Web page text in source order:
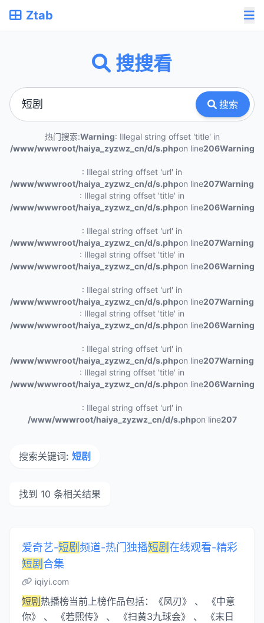
Ztab
搜搜看
搜索
热门搜索:Warning: Illegal string offset 'title' in
/www/wwwroot/haiya_zyzwz_cn/d/s.phpon line206Warning
: Illegal string offset 'url' in
/www/wwwroot/haiya_zyzwz_cn/d/s.phpon line207Warning
: Illegal string offset 'title' in
/www/wwwroot/haiya_zyzwz_cn/d/s.phpon line206Warning
: Illegal string offset 'url' in
/www/wwwroot/haiya_zyzwz_cn/d/s.phpon line207Warning
: Illegal string offset 'title' in
/www/wwwroot/haiya_zyzwz_cn/d/s.phpon line206Warning
: Illegal string offset 'url' in
/www/wwwroot/haiya_zyzwz_cn/d/s.phpon line207Warning
: Illegal string offset 'title' in
/www/wwwroot/haiya_zyzwz_cn/d/s.phpon line206Warning
: Illegal string offset 'url' in
/www/wwwroot/haiya_zyzwz_cn/d/s.phpon line207Warning
: Illegal string offset 'title' in
/www/wwwroot/haiya_zyzwz_cn/d/s.phpon line206Warning
: Illegal string offset 'url' in
/www/wwwroot/haiya_zyzwz_cn/d/s.phpon line207
搜索关键词: 短剧
找到 10 条相关结果
爱奇艺-短剧频道-热门独播短剧在线观看-精彩
短剧 合集
iqiyi.com
短剧 热播榜当前上榜作品包括：《凤刃》 、 《中意
你》 、 《若熙传》 、 《扫黄3九球会》 、 《末日